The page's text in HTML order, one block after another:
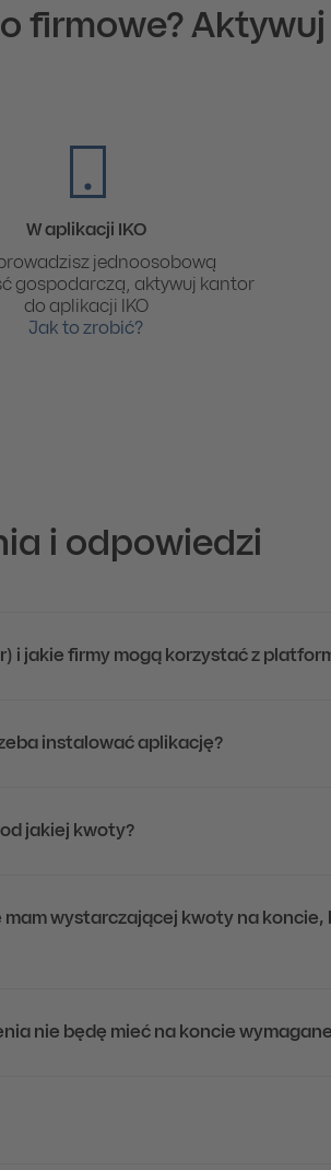
firmowe?
W aplikacji IKO
jednoosobową
gospodarczą, aktywuj kantor
do aplikacji IKO
Jak to zrobić?
i odpowiedzi
i jakie firmy mogą korzystać z
instalować aplikację?
jakiej kwoty?
mam wystarczającej kwoty na
nie będę mieć na koncie